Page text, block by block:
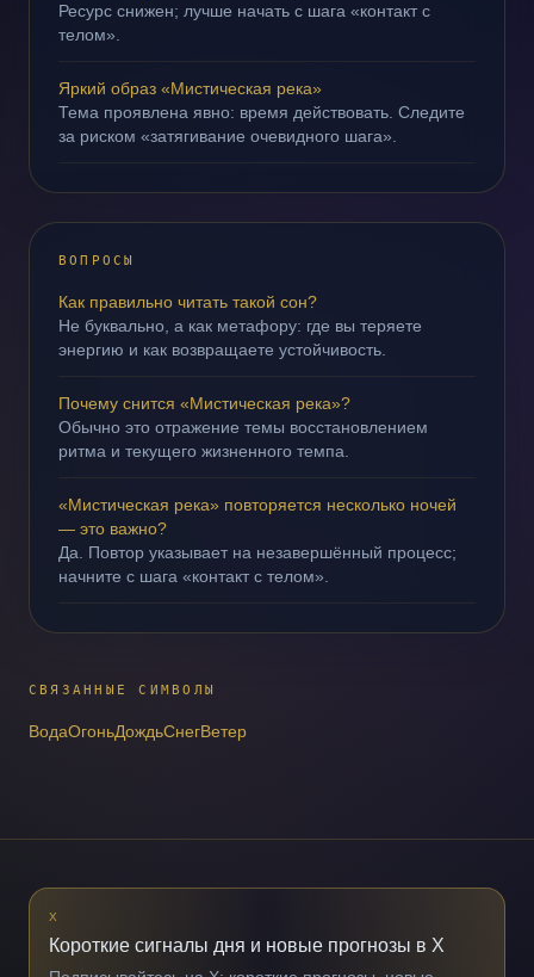
Ресурс снижен; лучше начать с шага «контакт с
телом».
Яркий образ «Мистическая река»
Тема проявлена явно: время действовать. Следите
за риском «затягивание очевидного шага».
ВОПРОСЫ
Как правильно читать такой сон?
Не буквально, а как метафору: где вы теряете
энергию и как возвращаете устойчивость.
Почему снится «Мистическая река»?
Обычно это отражение темы восстановлением
ритма и текущего жизненного темпа.
«Мистическая река» повторяется несколько ночей
— это важно?
Да. Повтор указывает на незавершённый процесс;
начните с шага «контакт с телом».
СВЯЗАННЫЕ СИМВОЛЫ
ВодаОгоньДождьСнегВетер
X
Короткие сигналы дня и новые прогнозы в X